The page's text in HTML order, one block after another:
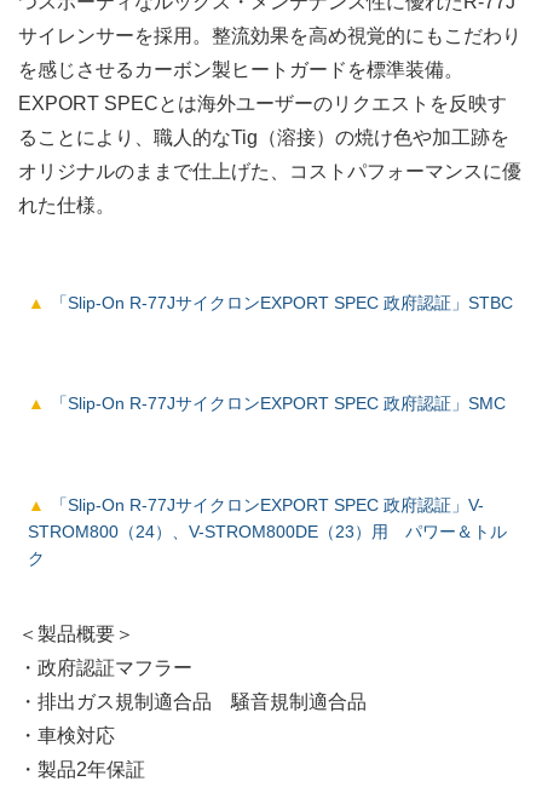
サイレンサーを採用。整流効果を高め視覚的にもこだわり
を感じさせるカーボン製ヒートガードを標準装備。
EXPORT SPECとは海外ユーザーのリクエストを反映す
ることにより、職人的なTig（溶接）の焼け色や加工跡を
オリジナルのままで仕上げた、コストパフォーマンスに優
れた仕様。
「Slip-On R-77JサイクロンEXPORT SPEC 政府認証」STBC
「Slip-On R-77JサイクロンEXPORT SPEC 政府認証」SMC
「Slip-On R-77JサイクロンEXPORT SPEC 政府認証」V-
STROM800（24）、V-STROM800DE（23）用 パワー＆トル
ク
＜製品概要＞
・政府認証マフラー
・排出ガス規制適合品 騒音規制適合品
・車検対応
・製品2年保証